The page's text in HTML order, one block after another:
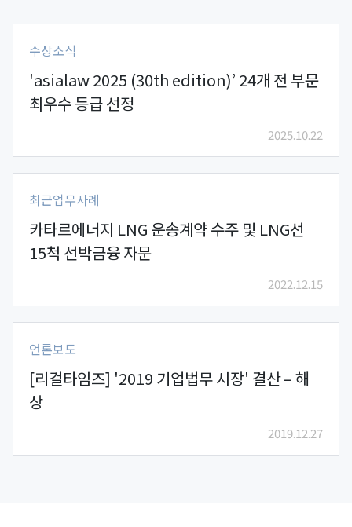
수상소식
'asialaw 2025 (30th edition)’ 24개 전 부문
최우수 등급 선정
2025.10.22
최근업무사례
카타르에너지 LNG 운송계약 수주 및 LNG선
15척 선박금융 자문
2022.12.15
언론보도
[리걸타임즈] '2019 기업법무 시장' 결산 – 해
상
2019.12.27